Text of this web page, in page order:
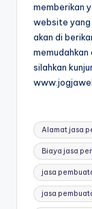
memberikan
website yang
akan di
silahkan
Alamat jasa
Biaya jasa
jasa
jasa